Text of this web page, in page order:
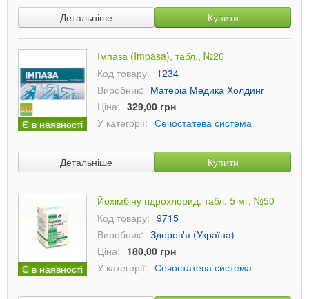
Детальніше Купити
Є в наявності
Імпаза (Impasa), табл., №20
Код товару: 1234
Виробник: Матеріа Медика Холдинг
Ціна: 329,00 грн
У категорії: Сечостатева система
Детальніше Купити
Є в наявності
Йохімбіну гідрохлорид, табл. 5 мг, №50
Код товару: 9715
Виробник: Здоров'я (Україна)
Ціна: 180,00 грн
У категорії: Сечостатева система